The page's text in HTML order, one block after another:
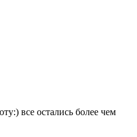
все остались более чем